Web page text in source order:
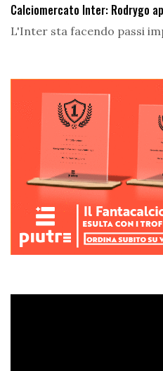
Calciomercato Inter: Rodrygo
L'Inter sta facendo passi